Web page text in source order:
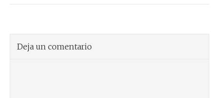
Deja un comentario